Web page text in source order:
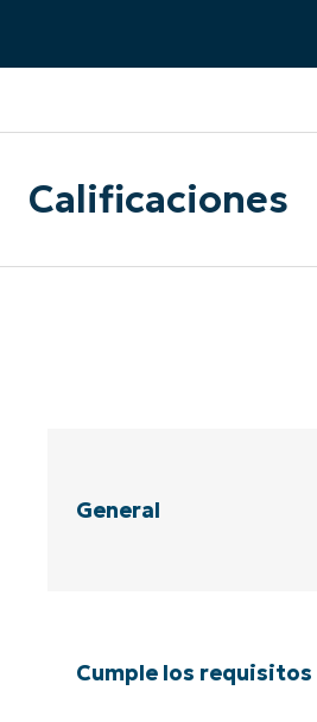
Calificaciones
General
Cumple los requisitos